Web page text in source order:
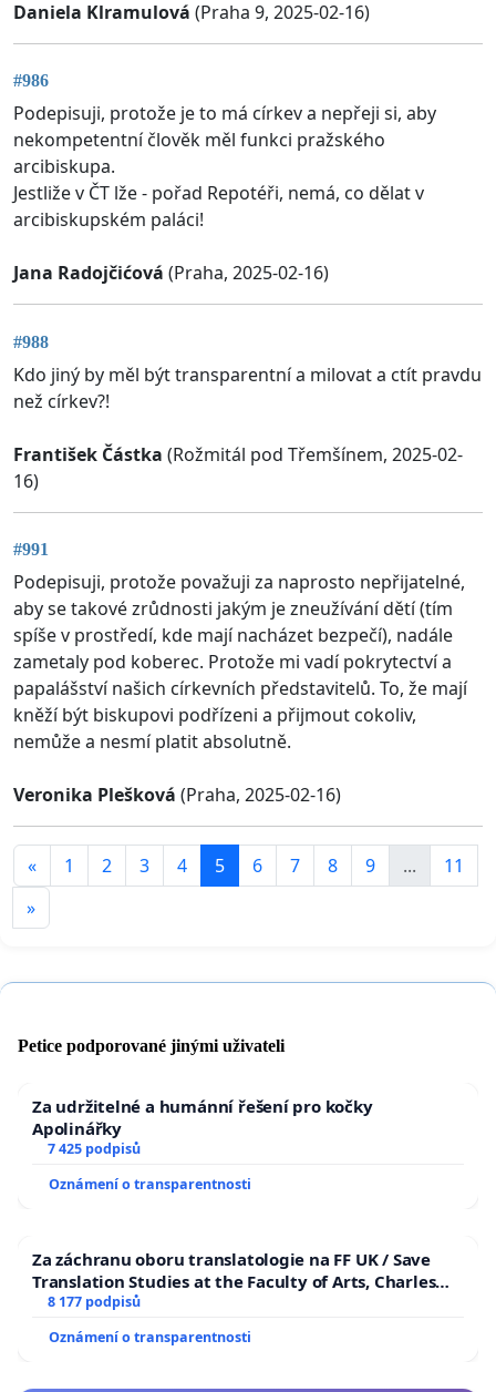
Daniela Klramulová (Praha 9, 2025-02-16)
#986
Podepisuji, protože je to má církev a nepřeji si, aby
nekompetentní člověk měl funkci pražského
arcibiskupa.
Jestliže v ČT lže - pořad Repotéři, nemá, co dělat v
arcibiskupském paláci!
Jana Radojčićová (Praha, 2025-02-16)
#988
Kdo jiný by měl být transparentní a milovat a ctít pravdu
než církev?!
František Částka (Rožmitál pod Třemšínem, 2025-02-
16)
#991
Podepisuji, protože považuji za naprosto nepřijatelné,
aby se takové zrůdnosti jakým je zneužívání dětí (tím
spíše v prostředí, kde mají nacházet bezpečí), nadále
zametaly pod koberec. Protože mi vadí pokrytectví a
papalášství našich církevních představitelů. To, že mají
kněží být biskupovi podřízeni a přijmout cokoliv,
nemůže a nesmí platit absolutně.
Veronika Plešková (Praha, 2025-02-16)
« 1 2 3 4 5 6 7 8 9 ...
11
»
Petice podporované jinými uživateli
Za udržitelné a humánní řešení pro kočky
Apolinářky
7 425 podpisů
Oznámení o transparentnosti
Za záchranu oboru translatologie na FF UK / Save
Translation Studies at the Faculty of Arts, Charles
University
8 177 podpisů
Oznámení o transparentnosti